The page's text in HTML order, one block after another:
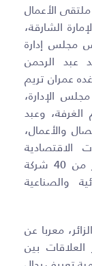
الأعمال
الشارقة،
مجلس إدارة
عبد الرحمن
عمران تريم
الإدارة،
وعبد
والأعمال،
الاقتصادية
والتسويق في الغرفة، إلى جانب حضور أكثر من 40 شركة
والصناعية
معربا عن
بين